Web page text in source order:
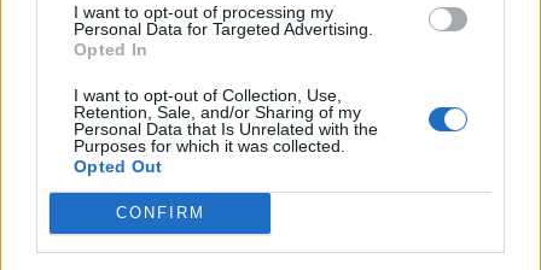
I want to opt-out of processing my
Personal Data for Targeted Advertising.
Opted In
I want to opt-out of Collection, Use,
Retention, Sale, and/or Sharing of my
Personal Data that Is Unrelated with the
Purposes for which it was collected.
Opted Out
CONFIRM
Kötéslisták: BÉT elmúlt 2 év napon belüli
kötéslistái
Előfizetés
MÁR ELŐFIZETŐNK VAGY?BEJELENTKEZÉS